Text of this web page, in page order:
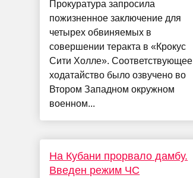
Прокуратура запросила
пожизненное заключение для
четырех обвиняемых в
совершении теракта в «Крокус
Сити Холле». Соответствующее
ходатайство было озвучено во
Втором Западном окружном
военном...
На Кубани прорвало дамбу.
Введен режим ЧС